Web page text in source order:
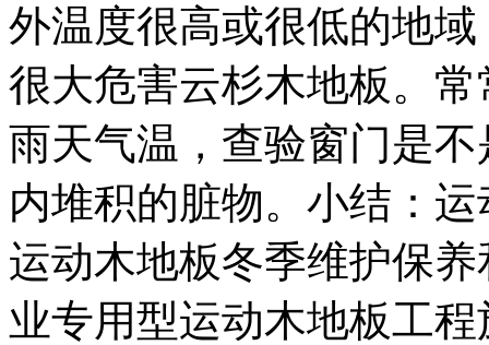
外温度很高或很低的地
很大危害云杉木地板。
雨天气温，查验窗门是
内堆积的脏物。小结：
运动木地板冬季维护保
业专用型运动木地板工